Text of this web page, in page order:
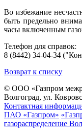
Во избежание
быть предельно
часы включенным
Телефон для справок:
8 (8442) 34-04-34
Возврат к списку
© ООО «Газпром
Волгоград, ул.
Контактная
ПАО «Газпром»
газораспределение